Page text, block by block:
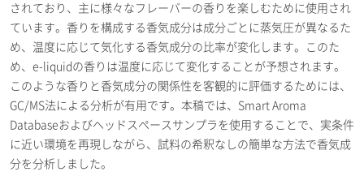
されており、主に様々なフレーバーの香りを楽しむために使用され
ています。香りを構成する香気成分は成分ごとに蒸気圧が異なるた
め、温度に応じて気化する香気成分の比率が変化します。このた
め、e-liquidの香りは温度に応じて変化することが予想されます。
このような香りと香気成分の関係性を客観的に評価するためには、
GC/MS法による分析が有用です。本稿では、Smart Aroma
Databaseおよびヘッドスペースサンプラを使用することで、実条件
に近い環境を再現しながら、試料の希釈なしの簡単な方法で香気成
分を分析しました。